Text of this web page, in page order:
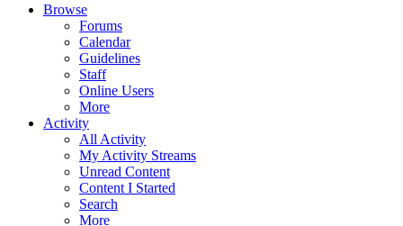
Browse
Forums
Calendar
Guidelines
Staff
Online Users
More
Activity
All Activity
My Activity Streams
Unread Content
Content I Started
Search
More